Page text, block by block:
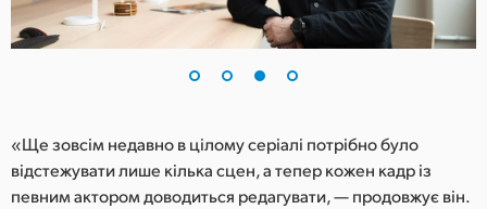
«Ще зовсім недавно в цілому серіалі потрібно було
відстежувати лише кілька сцен, а тепер кожен кадр із
певним актором доводиться редагувати, — продовжує він.